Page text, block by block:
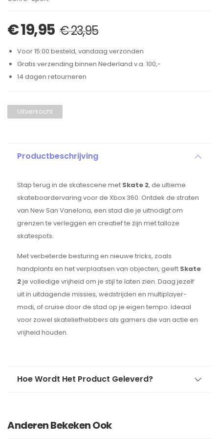
€19,95 €23,95
Voor 15:00 besteld, vandaag verzonden
Gratis verzending binnen Nederland v.a. 100,-
14 dagen retourneren
Uitverkocht
Productbeschrijving
Stap terug in de skatescene met Skate 2, de ultieme
skateboardervaring voor de Xbox 360. Ontdek de straten
van New San Vanelona, een stad die je uitnodigt om
grenzen te verleggen en creatief te zijn met talloze
skatespots.
Met verbeterde besturing en nieuwe tricks, zoals
handplants en het verplaatsen van objecten, geeft Skate
2je volledige vrijheid om je stijl te laten zien. Daag jezelf
uit in uitdagende missies, wedstrijden en multiplayer-
modi, of cruise door de stad op je eigen tempo. Ideaal
voor zowel skateliefhebbers als gamers die van actie en
vrijheid houden.
Hoe Wordt Het Product Geleverd?
Anderen Bekeken Ook